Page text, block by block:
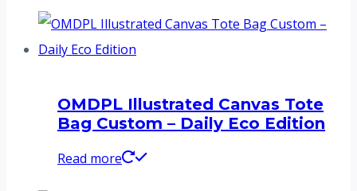
OMDPL Illustrated Canvas Tote
Bag Custom – Daily Eco Edition
Read more